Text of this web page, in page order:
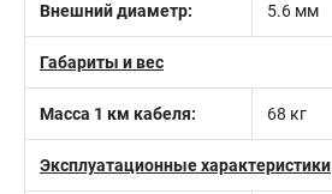
Внешний диаметр: 5.6 мм
Габариты и вес
Масса 1 км кабеля: 68 кг
Эксплуатационные характеристики